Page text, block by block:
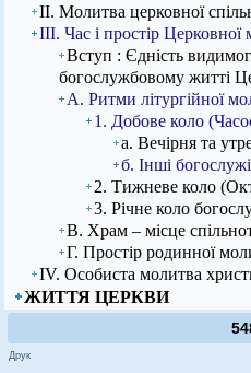
ІІ. Молитва церковної
ІІІ. Час і простір
Вступ : Єдність
богослужбовому житті
А. Ритми літургійної
1. Добове коло
а. Вечірня та
б. Інші
2. Тижневе коло
3. Річне коло
В. Храм – місце
Г. Простір родинної
ІV. Особиста молитва
ЖИТТЯ ЦЕРКВИ
Друк